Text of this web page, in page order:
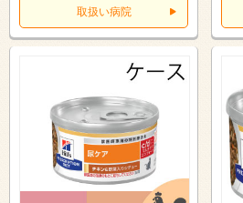
取扱い病院